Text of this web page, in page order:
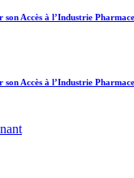
Accès à l’Industrie
Accès à l’Industrie